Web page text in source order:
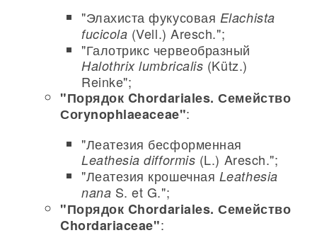
"Элахиста фукусовая Elachista
fucicola (Vell.) Aresch.";
"Галотрикс червеобразный
Halothrix lumbricalis (Kütz.)
Reinke";
"Порядок Chordariales. Семейство
Соrynophlaeaceae":
"Леатезия бесформенная
Leathesia difformis (L.) Aresch.";
"Леатезия крошечная Leathesia
nana S. et G.";
"Порядок Chordariales. Семейство
Chordariaceae":